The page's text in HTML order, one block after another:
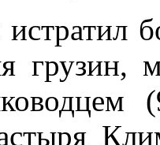
грузин,